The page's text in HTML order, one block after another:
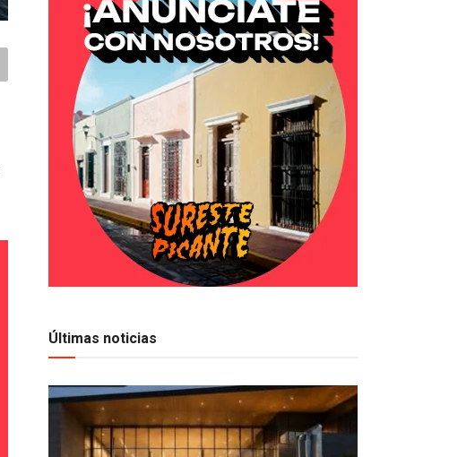
Últimas noticias